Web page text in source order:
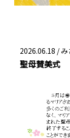
2026.06.18 /
聖母賛美式